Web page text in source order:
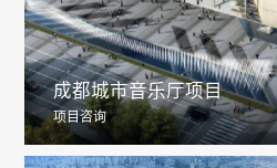
成都城市音乐厅项目
项目咨询